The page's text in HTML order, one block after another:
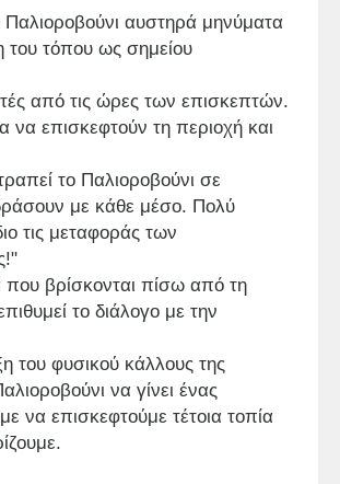
αυστηρά μηνύματα
τόπου ως σημείου
από τις ώρες των επισκεπτών.
επισκεφτούν τη περιοχή και
το Παλιοροβούνι σε
με κάθε μέσο. Πολύ
τις μεταφοράς των
βρίσκονται πίσω από τη
το διάλογο με την
του φυσικού κάλλους της
να γίνει ένας
να επισκεφτούμε τέτοια τοπία